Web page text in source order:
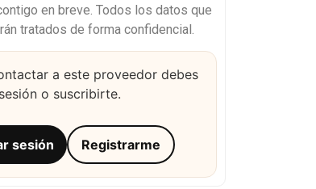
en breve. Todos los datos que
tratados de forma confidencial.
a este proveedor debes
o suscribirte.
sesión Registrarme